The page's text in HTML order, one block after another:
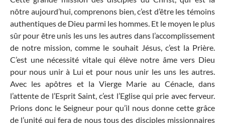
nôtre aujourd’hui, comprenons bien, c’est d’être les témoins
authentiques de Dieu parmi les hommes. Et le moyen le plus
sûr pour être unis les uns les autres dans l’accomplissement
de notre mission, comme le souhait Jésus, c’est la Prière.
C’est une nécessité vitale qui élève notre âme vers Dieu
pour nous unir à Lui et pour nous unir les uns les autres.
Avec les apôtres et la Vierge Marie au Cénacle, dans
l’attente de l’Esprit Saint, c’est l’Eglise qui prie avec ferveur.
Prions donc le Seigneur pour qu’il nous donne cette grâce
de l’unité qui fera de nous tous des disciples missionnaires